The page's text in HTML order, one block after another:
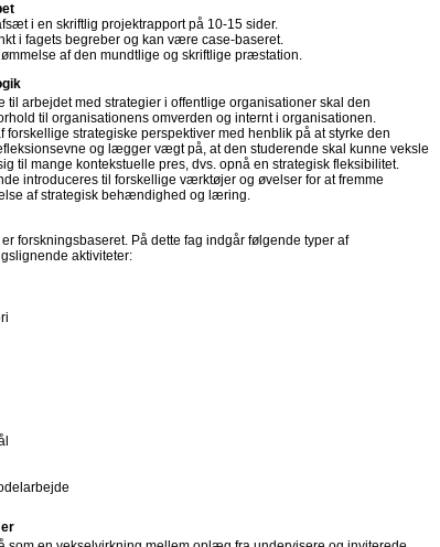
i en skriftlig projektrapport på 10-15 sider.
i fagets begreber og kan være case-baseret.
af den mundtlige og skriftlige præstation.
arbejdet med strategier i offentlige organisationer skal den
til organisationens omverden og internt i organisationen.
forskellige strategiske perspektiver med henblik på at styrke den
og lægger vægt på, at den studerende skal kunne veksle
til mange kontekstuelle pres, dvs. opnå en strategisk fleksibilitet.
introduceres til forskellige værktøjer og øvelser for at fremme
af strategisk behændighed og læring.
forskningsbaseret. På dette fag indgår følgende typer af
aktiviteter: